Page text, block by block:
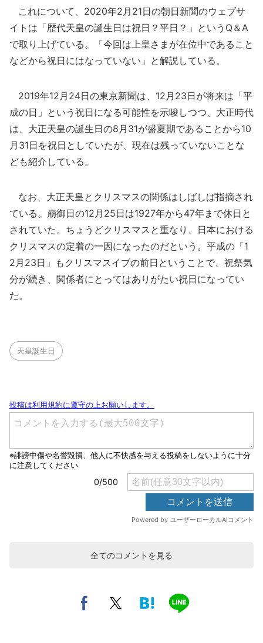
これについて、2020年2月21日の朝日新聞のウェブサ
イトは「歴代天皇の誕生日は祝日？平日？」というQ＆A
で取り上げている。「今回は上皇さまが在位中であること
などから祝日にはなっていない」と解説している。
2019年12月24日の東京新聞は、12月23日が将来は「平
成の日」という祝日になる可能性を示唆しつつ、大正時代
は、大正天皇の誕生日の8月31が盛夏期であることから10
月31日を祝日としていたが、現在は残っていないことな
ども紹介している。
なお、大正天皇とクリスマスの関係はしばしば指摘され
ている。崩御日の12月25日は1927年から47年まで休日と
されていた。ちょうどクリスマスと重なり、日本における
クリスマスの定着の一因になったのだという。平成の「1
2月23日」もクリスマスイブの前日ということで、祝祭気
分が続き、関係者にとってはありがたい祝日になってい
た。
天皇誕生日
全てのコメントを見る